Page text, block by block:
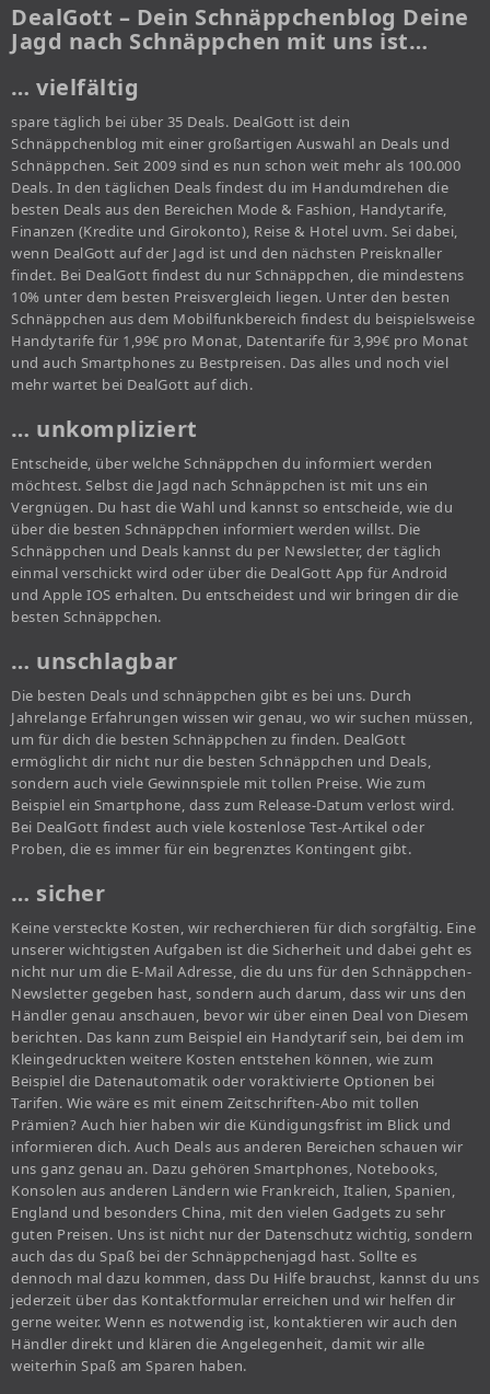
DealGott – Dein Schnäppchenblog Deine
Jagd nach Schnäppchen mit uns ist…
… vielfältig
spare täglich bei über 35 Deals. DealGott ist dein
Schnäppchenblog mit einer großartigen Auswahl an Deals und
Schnäppchen. Seit 2009 sind es nun schon weit mehr als 100.000
Deals. In den täglichen Deals findest du im Handumdrehen die
besten Deals aus den Bereichen Mode & Fashion, Handytarife,
Finanzen (Kredite und Girokonto), Reise & Hotel uvm. Sei dabei,
wenn DealGott auf der Jagd ist und den nächsten Preisknaller
findet. Bei DealGott findest du nur Schnäppchen, die mindestens
10% unter dem besten Preisvergleich liegen. Unter den besten
Schnäppchen aus dem Mobilfunkbereich findest du beispielsweise
Handytarife für 1,99€ pro Monat, Datentarife für 3,99€ pro Monat
und auch Smartphones zu Bestpreisen. Das alles und noch viel
mehr wartet bei DealGott auf dich.
… unkompliziert
Entscheide, über welche Schnäppchen du informiert werden
möchtest. Selbst die Jagd nach Schnäppchen ist mit uns ein
Vergnügen. Du hast die Wahl und kannst so entscheide, wie du
über die besten Schnäppchen informiert werden willst. Die
Schnäppchen und Deals kannst du per Newsletter, der täglich
einmal verschickt wird oder über die DealGott App für Android
und Apple IOS erhalten. Du entscheidest und wir bringen dir die
besten Schnäppchen.
… unschlagbar
Die besten Deals und schnäppchen gibt es bei uns. Durch
Jahrelange Erfahrungen wissen wir genau, wo wir suchen müssen,
um für dich die besten Schnäppchen zu finden. DealGott
ermöglicht dir nicht nur die besten Schnäppchen und Deals,
sondern auch viele Gewinnspiele mit tollen Preise. Wie zum
Beispiel ein Smartphone, dass zum Release-Datum verlost wird.
Bei DealGott findest auch viele kostenlose Test-Artikel oder
Proben, die es immer für ein begrenztes Kontingent gibt.
… sicher
Keine versteckte Kosten, wir recherchieren für dich sorgfältig. Eine
unserer wichtigsten Aufgaben ist die Sicherheit und dabei geht es
nicht nur um die E-Mail Adresse, die du uns für den Schnäppchen-
Newsletter gegeben hast, sondern auch darum, dass wir uns den
Händler genau anschauen, bevor wir über einen Deal von Diesem
berichten. Das kann zum Beispiel ein Handytarif sein, bei dem im
Kleingedruckten weitere Kosten entstehen können, wie zum
Beispiel die Datenautomatik oder voraktivierte Optionen bei
Tarifen. Wie wäre es mit einem Zeitschriften-Abo mit tollen
Prämien? Auch hier haben wir die Kündigungsfrist im Blick und
informieren dich. Auch Deals aus anderen Bereichen schauen wir
uns ganz genau an. Dazu gehören Smartphones, Notebooks,
Konsolen aus anderen Ländern wie Frankreich, Italien, Spanien,
England und besonders China, mit den vielen Gadgets zu sehr
guten Preisen. Uns ist nicht nur der Datenschutz wichtig, sondern
auch das du Spaß bei der Schnäppchenjagd hast. Sollte es
dennoch mal dazu kommen, dass Du Hilfe brauchst, kannst du uns
jederzeit über das Kontaktformular erreichen und wir helfen dir
gerne weiter. Wenn es notwendig ist, kontaktieren wir auch den
Händler direkt und klären die Angelegenheit, damit wir alle
weiterhin Spaß am Sparen haben.